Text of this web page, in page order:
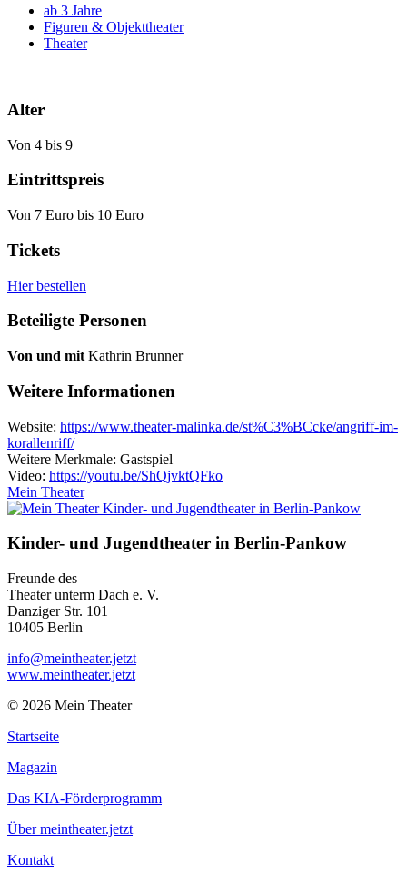
ab 3 Jahre
Figuren & Objekttheater
Theater
Alter
Von 4 bis 9
Eintrittspreis
Von 7 Euro bis 10 Euro
Tickets
Hier bestellen
Beteiligte Personen
Von und mit Kathrin Brunner
Weitere Informationen
Website: https://www.theater-malinka.de/st%C3%BCcke/angriff-im-
korallenriff/
Weitere Merkmale: Gastspiel
Video: https://youtu.be/ShQjvktQFko
Mein Theater
Kinder- und Jugendtheater in Berlin‑Pankow
Freunde des
Theater unterm Dach e. V.
Danziger Str. 101
10405 Berlin
info@meintheater.jetzt
www.meintheater.jetzt
© 2026 Mein Theater
Startseite
Magazin
Das KIA-Förderprogramm
Über meintheater.jetzt
Kontakt